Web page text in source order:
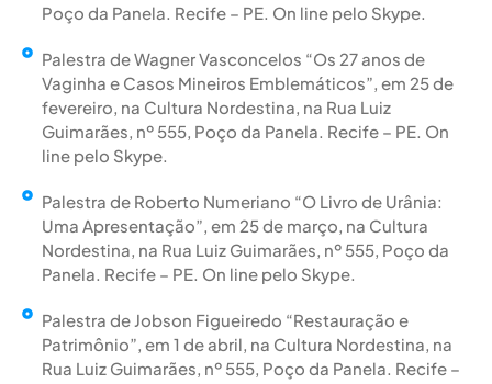
Poço da Panela. Recife – PE. On line pelo Skype.
Palestra de Wagner Vasconcelos “Os 27 anos de
Vaginha e Casos Mineiros Emblemáticos”, em 25 de
fevereiro, na Cultura Nordestina, na Rua Luiz
Guimarães, nº 555, Poço da Panela. Recife – PE. On
line pelo Skype.
Palestra de Roberto Numeriano “O Livro de Urânia:
Uma Apresentação”, em 25 de março, na Cultura
Nordestina, na Rua Luiz Guimarães, nº 555, Poço da
Panela. Recife – PE. On line pelo Skype.
Palestra de Jobson Figueiredo “Restauração e
Patrimônio”, em 1 de abril, na Cultura Nordestina, na
Rua Luiz Guimarães, nº 555, Poço da Panela. Recife –